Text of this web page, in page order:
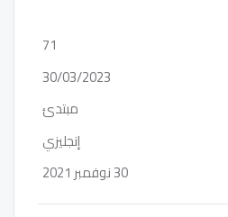
71
30/03/2023
مبتدئ
إنجليزي
30 نوفمبر 2021